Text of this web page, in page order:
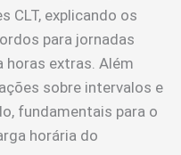
CLT, explicando os
para jornadas
horas extras. Além
sobre intervalos e
fundamentais para o
horária do